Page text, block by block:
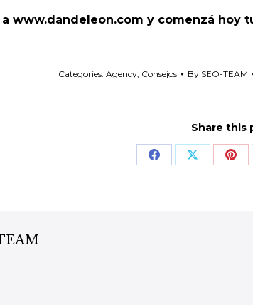
www.dandeleon.com y comenzá hoy
Categories: Agency, Consejos By SEO-TEAM
Share this
Share Share